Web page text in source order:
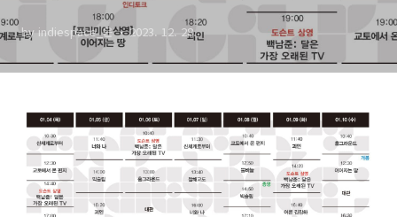
by indiespace_은 2023. 12. 28.